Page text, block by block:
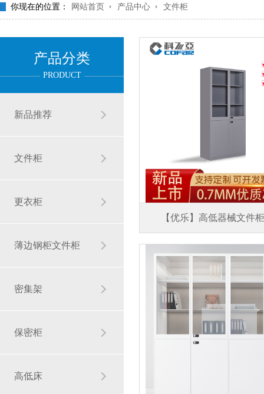
你现在的位置： 网站首页 产品中心 文件柜
产品分类
PRODUCT
新品推荐
文件柜
更衣柜
薄边钢柜文件柜
密集架
保密柜
高低床
【优乐】高低器械文件